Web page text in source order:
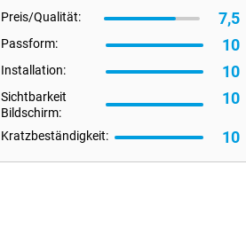
Preis/Qualität: 7,5
Passform: 10
Installation: 10
Sichtbarkeit
Bildschirm:
10
Kratzbeständigkeit: 10